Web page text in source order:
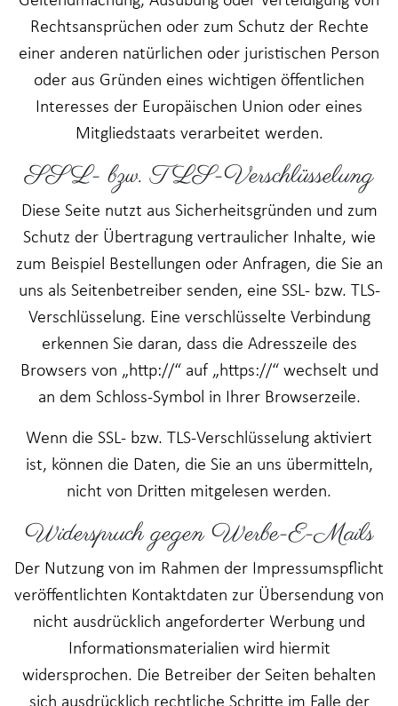
Rechtsansprüchen oder zum Schutz der Rechte
einer anderen natürlichen oder juristischen Person
oder aus Gründen eines wichtigen öffentlichen
Interesses der Europäischen Union oder eines
Mitgliedstaats verarbeitet werden.
SSL- bzw. TLS-Verschlüsselung
Diese Seite nutzt aus Sicherheitsgründen und zum
Schutz der Übertragung vertraulicher Inhalte, wie
zum Beispiel Bestellungen oder Anfragen, die Sie an
uns als Seitenbetreiber senden, eine SSL- bzw. TLS-
Verschlüsselung. Eine verschlüsselte Verbindung
erkennen Sie daran, dass die Adresszeile des
Browsers von „http://“ auf „https://“ wechselt und
an dem Schloss-Symbol in Ihrer Browserzeile.
Wenn die SSL- bzw. TLS-Verschlüsselung aktiviert
ist, können die Daten, die Sie an uns übermitteln,
nicht von Dritten mitgelesen werden.
Widerspruch gegen Werbe-E-Mails
Der Nutzung von im Rahmen der Impressumspflicht
veröffentlichten Kontaktdaten zur Übersendung von
nicht ausdrücklich angeforderter Werbung und
Informationsmaterialien wird hiermit
widersprochen. Die Betreiber der Seiten behalten
sich ausdrücklich rechtliche Schritte im Falle der